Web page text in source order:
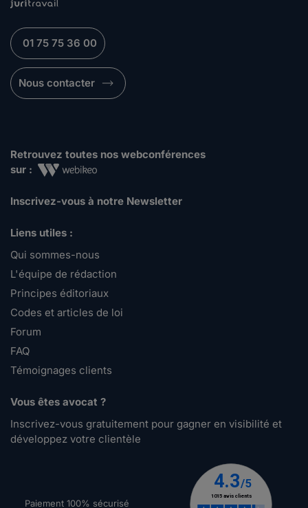
01 75 75 36 00
Nous contacter
Retrouvez toutes nos webconférences
sur :
Inscrivez-vous à notre Newsletter
Liens utiles :
Qui sommes-nous
L'équipe de rédaction
Principes éditoriaux
Codes et articles de loi
Forum
FAQ
Témoignages clients
Vous êtes avocat ?
Inscrivez-vous gratuitement pour gagner en visibilité et
développez votre clientèle
Paiement 100% sécurisé